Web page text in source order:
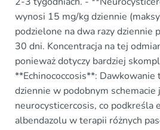
wynosi 15 mg/kg dziennie
podzielone na dwa razy dziennie
30 dni. Koncentracja na tej
ponieważ dotyczy bardziej
**Echinococcosis**:
dziennie w podobnym schemacie
neurocysticercosis, co podkreśla
albendazolu w terapii różnych